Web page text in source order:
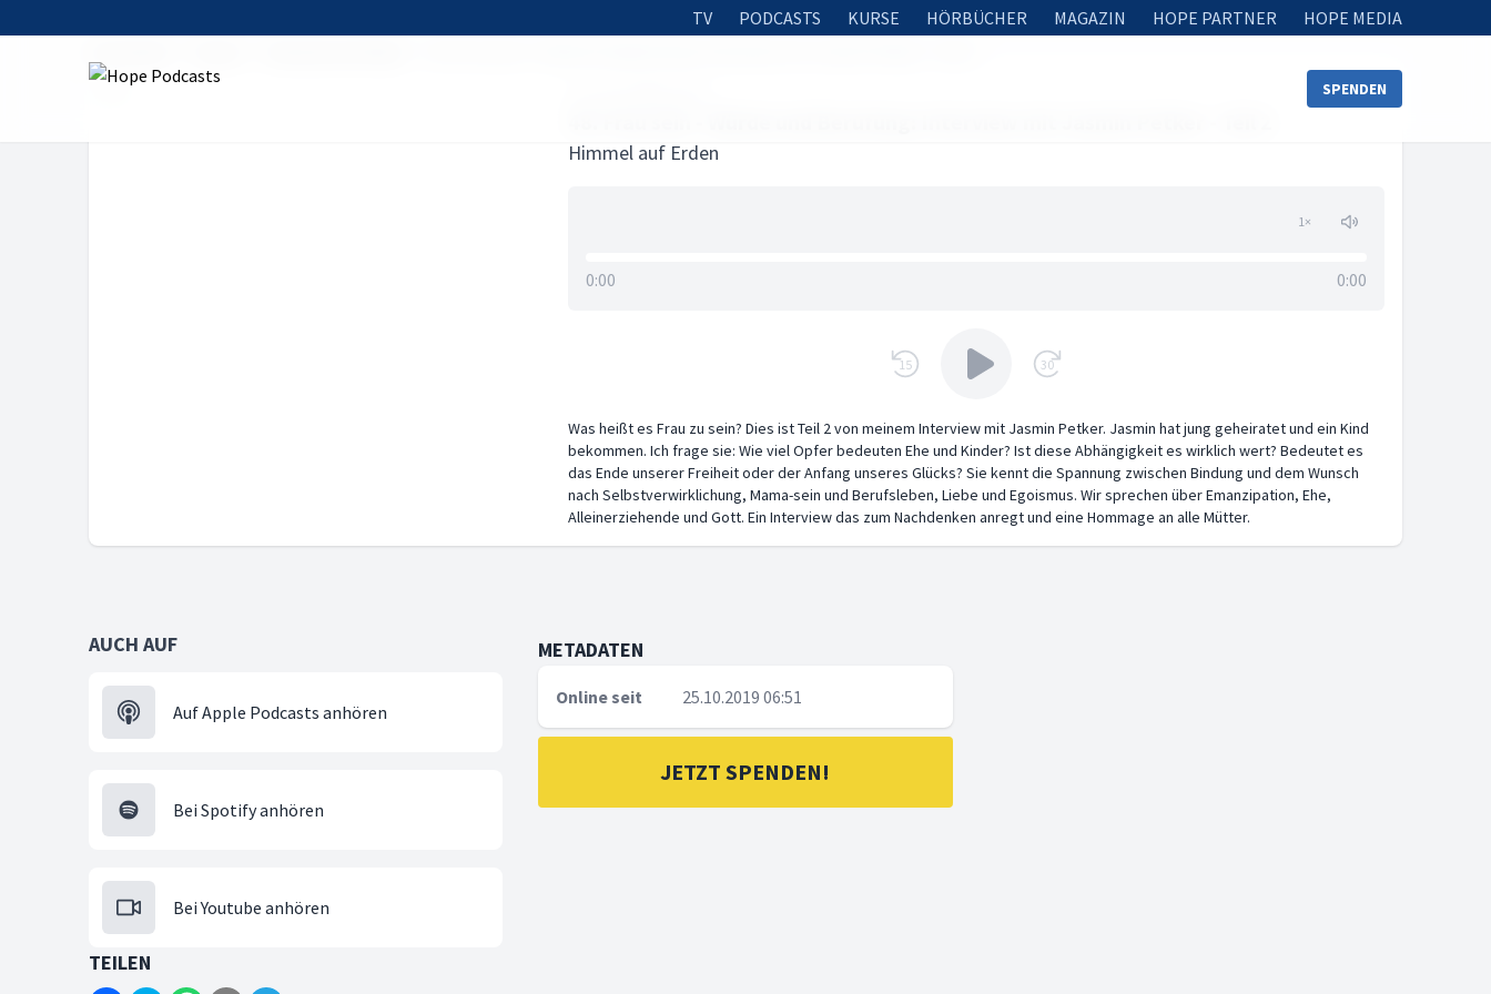
TV PODCASTS KURSE HÖRBÜCHER MAGAZIN HOPE PARTNER HOPE MEDIA
SPENDEN
Himmel auf Erden
1×
0:00 0:00
15 30
Was heißt es Frau zu sein? Dies ist Teil 2 von meinem Interview mit Jasmin Petker. Jasmin hat jung geheiratet und ein Kind
bekommen. Ich frage sie: Wie viel Opfer bedeuten Ehe und Kinder? Ist diese Abhängigkeit es wirklich wert? Bedeutet es
das Ende unserer Freiheit oder der Anfang unseres Glücks? Sie kennt die Spannung zwischen Bindung und dem Wunsch
nach Selbstverwirklichung, Mama-sein und Berufsleben, Liebe und Egoismus. Wir sprechen über Emanzipation, Ehe,
Alleinerziehende und Gott. Ein Interview das zum Nachdenken anregt und eine Hommage an alle Mütter.
AUCH AUF
Auf Apple Podcasts anhören
Bei Spotify anhören
Bei Youtube anhören
METADATEN
Online seit 25.10.2019 06:51
JETZT SPENDEN!
TEILEN